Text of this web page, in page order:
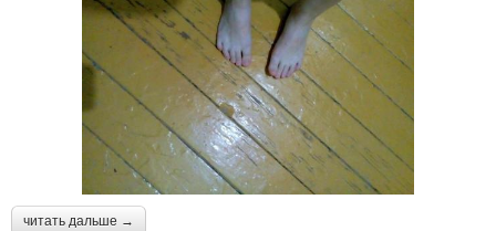
читать дальше →